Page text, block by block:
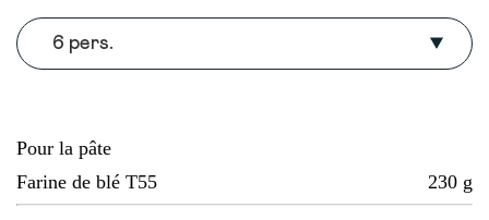
6 pers.
Pour la pâte
Farine de blé T55
230 g